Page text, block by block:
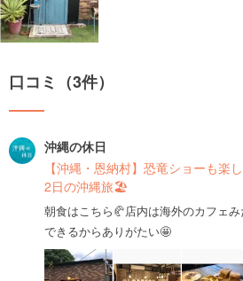
口コミ（3件）
沖縄の休日
【沖縄・恩納村】恐竜ショーも楽
2日の沖縄旅🏖
朝食はこちら🥐店内は海外のカフェ
できるからありがたい🤩